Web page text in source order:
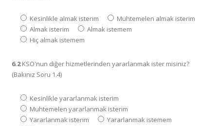
Kesinlikle almak isterim
Muhtemelen almak isterim
Almak isterim
Almak istemem
Hiç almak istemem
6.2KSO'nun diğer hizmetlerinden yararlanmak ister misiniz?
(Bakınız Soru 1.4)
Kesinlikle yararlanmak isterim
Muhtemelen yararlanmak isterim
Yararlanmak isterim
Yararlanmak istemem